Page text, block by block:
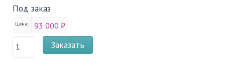
Под заказ
Цена: 93 000 ₽
Заказать